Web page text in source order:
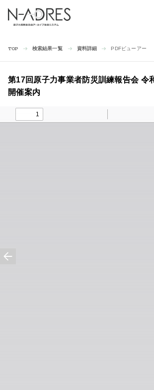
TOP 検索結果一覧 資料詳細 PDFビューアー
第17回原子力事業者防災訓練報告会 令
開催案内